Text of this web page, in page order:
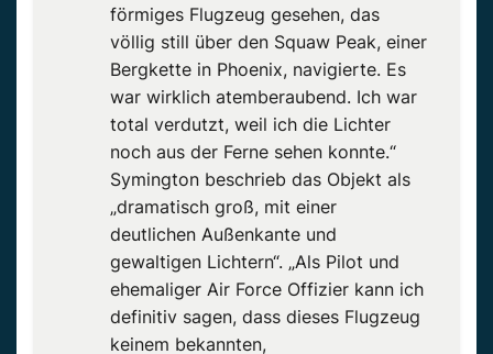
förmiges Flugzeug gesehen, das
völlig still über den Squaw Peak, einer
Bergkette in Phoenix, navigierte. Es
war wirklich atemberaubend. Ich war
total verdutzt, weil ich die Lichter
noch aus der Ferne sehen konnte.“
Symington beschrieb das Objekt als
„dramatisch groß, mit einer
deutlichen Außenkante und
gewaltigen Lichtern“. „Als Pilot und
ehemaliger Air Force Offizier kann ich
definitiv sagen, dass dieses Flugzeug
keinem bekannten,